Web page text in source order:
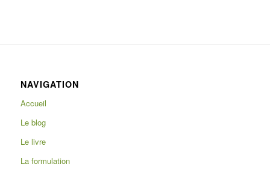
NAVIGATION
Accueil
Le blog
Le livre
La formulation